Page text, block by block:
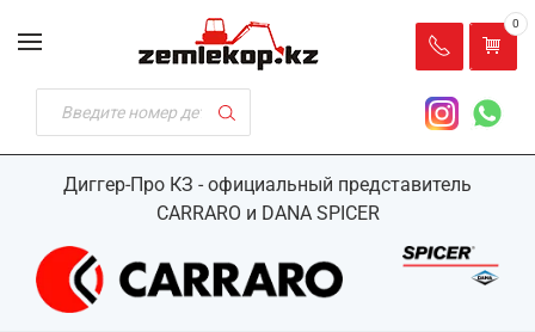
Диггер-Про КЗ - официальный представитель
CARRARO и DANA SPICER
0